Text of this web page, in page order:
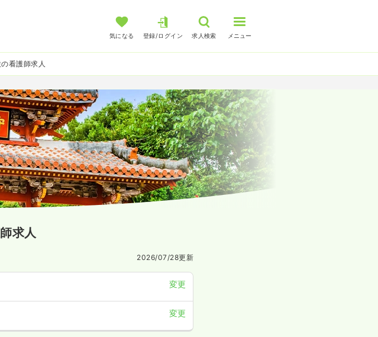
気になる 登録/ログイン 求人検索 メニュー
看護師求人
求人
2026/07/28更新
変更
変更